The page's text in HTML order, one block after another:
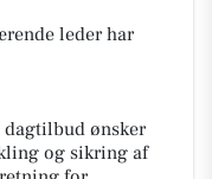
leder har
dagtilbud ønsker
og sikring af